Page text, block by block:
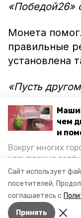
Сайт использует
посетителей.
соглашаетесь с
Принять
чем
и
Вокруг многих
называемые
снижающие
газов на
постоянно
каким воздухом
корреспондент
«Победой26»
Монета
правильные
установлена
«Пусть
— пожелал
Житель
продаст
счастливые
не планирует.
Авторы: Елизавета